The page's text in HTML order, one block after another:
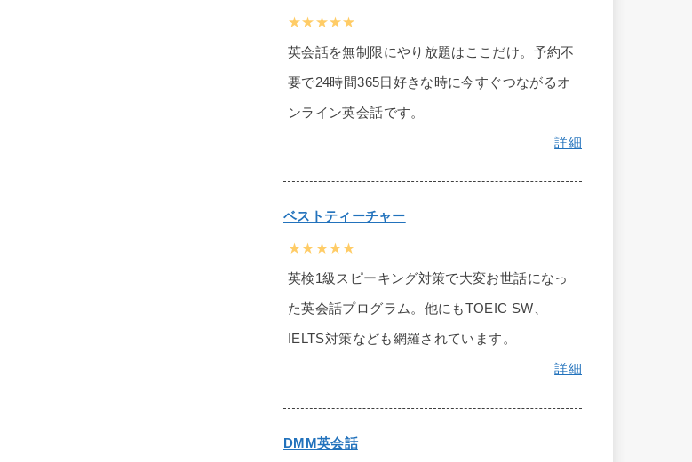
★★★★★
英会話を無制限にやり放題はここだけ。予約不
要で24時間365日好きな時に今すぐつながるオ
ンライン英会話です。
詳細
ベストティーチャー
★★★★★
英検1級スピーキング対策で大変お世話になっ
た英会話プログラム。他にもTOEIC SW、
IELTS対策なども網羅されています。
詳細
DMM英会話